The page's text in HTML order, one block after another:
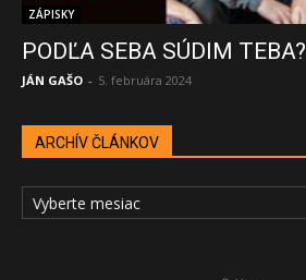
ZÁPISKY
PODĽA SEBA SÚDIM TEBA?
JÁN GAŠO - 5. februára 2024
ARCHÍV ČLÁNKOV
ARCHÍV
ČLÁNKOV